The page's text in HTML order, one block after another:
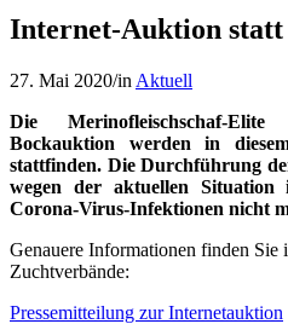
Internet-Auktion
27. Mai 2020/in Aktuell
Die Merinofleischschaf-
Bockauktion werden in
stattfinden. Die Durchführung
wegen der aktuellen Situation
Corona-Virus-Infektionen nicht
Genauere Informationen finden Sie
Zuchtverbände:
Pressemitteilung zur Internetauktion